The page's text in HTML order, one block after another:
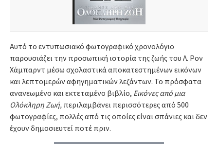
Αυτό το εντυπωσιακό φωτογραφικό χρονολόγιο
παρουσιάζει την προσωπική ιστορία της ζωής του Λ. Ρον
Χάμπαρντ μέσω σχολαστικά αποκατεστημένων εικόνων
και λεπτομερών αφηγηματικών λεζάντων. Το πρόσφατα
ανανεωμένο και εκτεταμένο βιβλίο, Εικόνες από μια
Ολόκληρη Ζωή,περιλαμβάνει περισσότερες από 500
φωτογραφίες, πολλές από τις οποίες είναι σπάνιες και δεν
έχουν δημοσιευτεί ποτέ πριν.